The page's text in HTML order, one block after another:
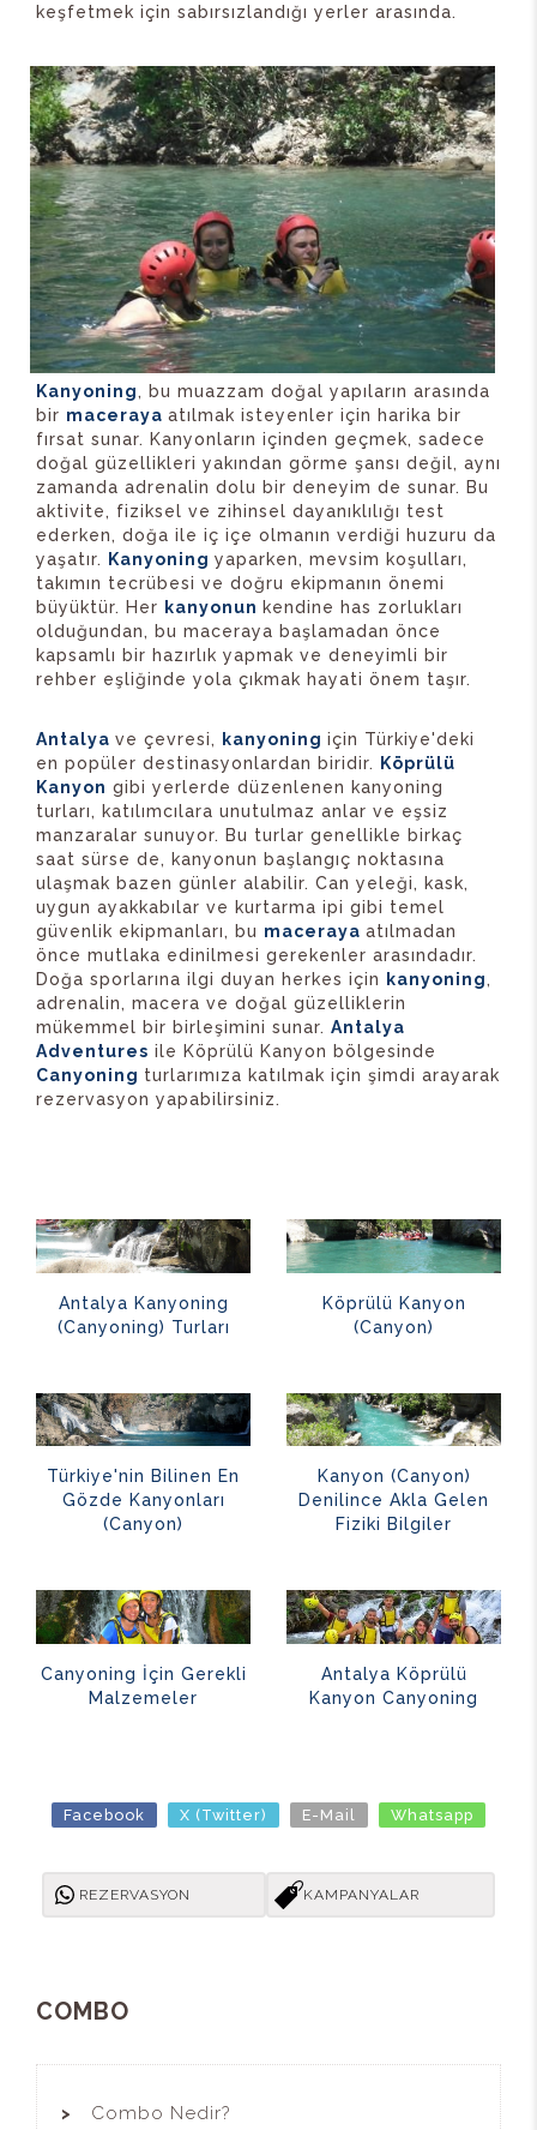
keşfetmek için sabırsızlandığı yerler arasında.
Kanyoning, bu muazzam doğal yapıların arasında
bir maceraya atılmak isteyenler için harika bir
fırsat sunar. Kanyonların içinden geçmek, sadece
doğal güzellikleri yakından görme şansı değil, aynı
zamanda adrenalin dolu bir deneyim de sunar. Bu
aktivite, fiziksel ve zihinsel dayanıklılığı test
ederken, doğa ile iç içe olmanın verdiği huzuru da
yaşatır.
Kanyoning yaparken, mevsim koşulları,
takımın tecrübesi ve doğru ekipmanın önemi
büyüktür. Her kanyonun kendine has zorlukları
olduğundan, bu maceraya başlamadan önce
kapsamlı bir hazırlık yapmak ve deneyimli bir
rehber eşliğinde yola çıkmak hayati önem taşır.
Antalya ve çevresi, kanyoning için Türkiye'deki
en popüler destinasyonlardan biridir.
Köprülü
Kanyon gibi yerlerde düzenlenen kanyoning
turları, katılımcılara unutulmaz anlar ve eşsiz
manzaralar sunuyor. Bu turlar genellikle birkaç
saat sürse de, kanyonun başlangıç noktasına
ulaşmak bazen günler alabilir. Can yeleği, kask,
uygun ayakkabılar ve kurtarma ipi gibi temel
güvenlik ekipmanları, bu maceraya atılmadan
önce mutlaka edinilmesi gerekenler arasındadır.
Doğa sporlarına ilgi duyan herkes için
kanyoning,
adrenalin, macera ve doğal güzelliklerin
mükemmel bir birleşimini sunar. Antalya
Adventures ile Köprülü Kanyon bölgesinde
Canyoning turlarımıza katılmak için şimdi arayarak
rezervasyon yapabilirsiniz.
Antalya Kanyoning
(Canyoning) Turları
Köprülü Kanyon
(Canyon)
Türkiye'nin Bilinen En
Gözde Kanyonları
(Canyon)
Kanyon (Canyon)
Denilince Akla Gelen
Fiziki Bilgiler
Canyoning İçin Gerekli
Malzemeler
Antalya Köprülü
Kanyon Canyoning
Facebook X (Twitter) E-Mail Whatsapp
REZERVASYON KAMPANYALAR
COMBO
Combo Nedir?